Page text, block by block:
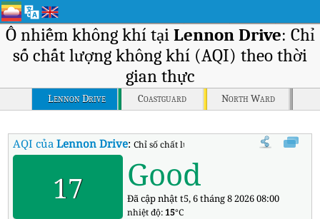
Ô nhiễm không khí tại Lennon Drive: Chỉ
số chất lượng không khí (AQI) theo thời
gian thực
Lennon Drive Coastguard North Ward
AQI củaLennon Drive:Chỉ số chất lượng không khí (AQI) thời gian
17 Good
Đã cập nhật t5, 6 tháng 8 2026 08:00
nhiệt độ: 15°C